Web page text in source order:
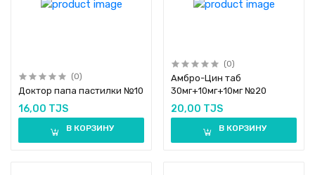
(0)
Доктор папа пастилки №10
16,00 TJS
В КОРЗИНУ
(0)
Амбро-Цин таб
30мг+10мг+10мг №20
20,00 TJS
В КОРЗИНУ